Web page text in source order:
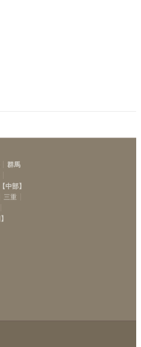
群馬
【中部】
三重
】